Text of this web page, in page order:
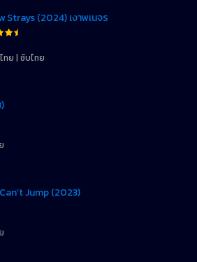
Strays (2024) เงาพเนจร
ทย | ซับไทย
Jump (2023)